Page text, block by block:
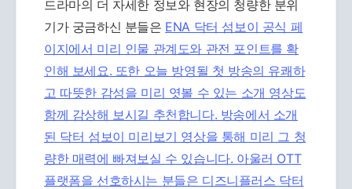
드라마의 더 자세한 정보와 현장의 청량한 분위
기가 궁금하신 분들은 ENA 닥터 섬보이 공식 페
이지에서 미리 인물 관계도와 관전 포인트를 확
인해 보세요. 또한 오늘 방영될 첫 방송의 유쾌하
고 따뜻한 감성을 미리 엿볼 수 있는 소개 영상도
함께 감상해 보시길 추천합니다. 방송에서 소개
된 닥터 섬보이 미리보기 영상을 통해 미리 그 청
량한 매력에 빠져보실 수 있습니다. 아울러 OTT
플랫폼을 선호하시는 분들은 디즈니플러스 닥터